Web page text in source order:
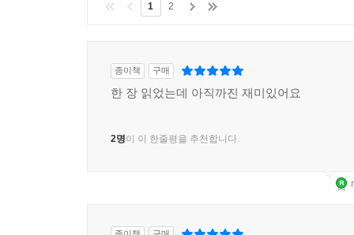
1 2
종이책 구매
한 장 읽었는데 아직까진 재미있어요
2명이 이 한줄평을 추천합니다.